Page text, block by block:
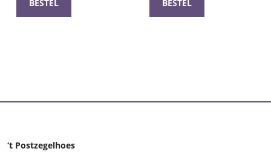
BESTEL BESTEL
‘t Postzegelhoes